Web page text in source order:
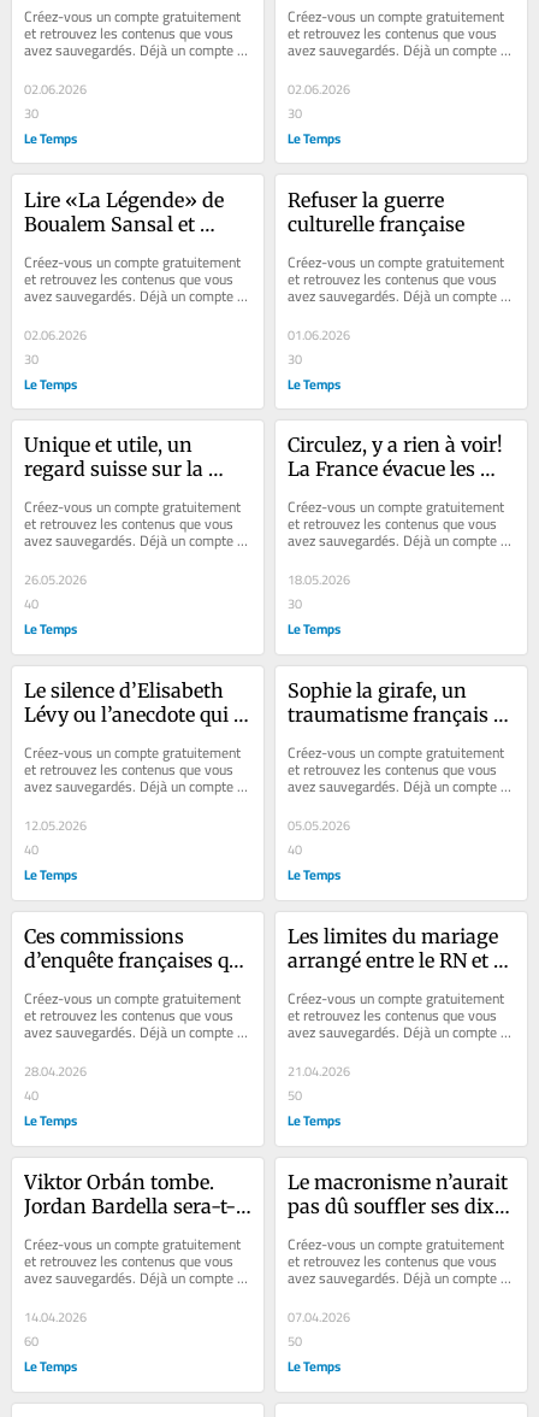
Boualem Sansal chez
Grasset, révélateur
qui ronge la France
Créez-vous un compte gratuitement
et retrouvez les contenus que vous
avez sauvegardés. Déjà un compte ?
Se connecter Faites plaisir à vos...
02.06.2026
30
Le Temps
à leur marge
Créez-vous un compte gratuitement
et retrouvez les contenus que vous
avez sauvegardés. Déjà un compte ?
Se connecter Faites plaisir à vos...
02.06.2026
30
Le Temps
Lire «La Légende» de
Boualem Sansal et
à leur marge
Créez-vous un compte gratuitement
et retrouvez les contenus que vous
avez sauvegardés. Déjà un compte ?
Se connecter Faites plaisir à vos...
02.06.2026
30
Le Temps
Refuser la guerre
culturelle française
Créez-vous un compte gratuitement
et retrouvez les contenus que vous
avez sauvegardés. Déjà un compte ?
Se connecter La France est en
guerre...
01.06.2026
30
Le Temps
Unique et utile, un
regard suisse sur la
Créez-vous un compte gratuitement
et retrouvez les contenus que vous
avez sauvegardés. Déjà un compte ?
Se connecter Résident de la
République...
26.05.2026
40
Le Temps
Circulez, y a rien à voir!
La France évacue les
G7 d’Evian
Créez-vous un compte gratuitement
et retrouvez les contenus que vous
avez sauvegardés. Déjà un compte ?
Se connecter Faites plaisir à vos...
18.05.2026
30
Le Temps
Le silence d’Elisabeth
Lévy ou l’anecdote qui
Bolloré peut
s’autodétruire
Créez-vous un compte gratuitement
et retrouvez les contenus que vous
avez sauvegardés. Déjà un compte ?
Se connecter Faites plaisir à vos...
12.05.2026
40
Le Temps
Sophie la girafe, un
traumatisme français
Créez-vous un compte gratuitement
et retrouvez les contenus que vous
avez sauvegardés. Déjà un compte ?
Se connecter Faites plaisir à vos...
05.05.2026
40
Le Temps
Ces commissions
d’enquête françaises qui
Créez-vous un compte gratuitement
et retrouvez les contenus que vous
avez sauvegardés. Déjà un compte ?
Se connecter Faites plaisir à vos...
28.04.2026
40
Le Temps
Les limites du mariage
arrangé entre le RN et le
Créez-vous un compte gratuitement
et retrouvez les contenus que vous
avez sauvegardés. Déjà un compte ?
Se connecter Faites plaisir à vos...
21.04.2026
50
Le Temps
Viktor Orbán tombe.
Jordan Bardella sera-t-il
flambeau?
Créez-vous un compte gratuitement
et retrouvez les contenus que vous
avez sauvegardés. Déjà un compte ?
Se connecter Faites plaisir à vos...
14.04.2026
60
Le Temps
Le macronisme n’aurait
pas dû souffler ses dix
Créez-vous un compte gratuitement
et retrouvez les contenus que vous
avez sauvegardés. Déjà un compte ?
Se connecter Faites plaisir à vos...
07.04.2026
50
Le Temps